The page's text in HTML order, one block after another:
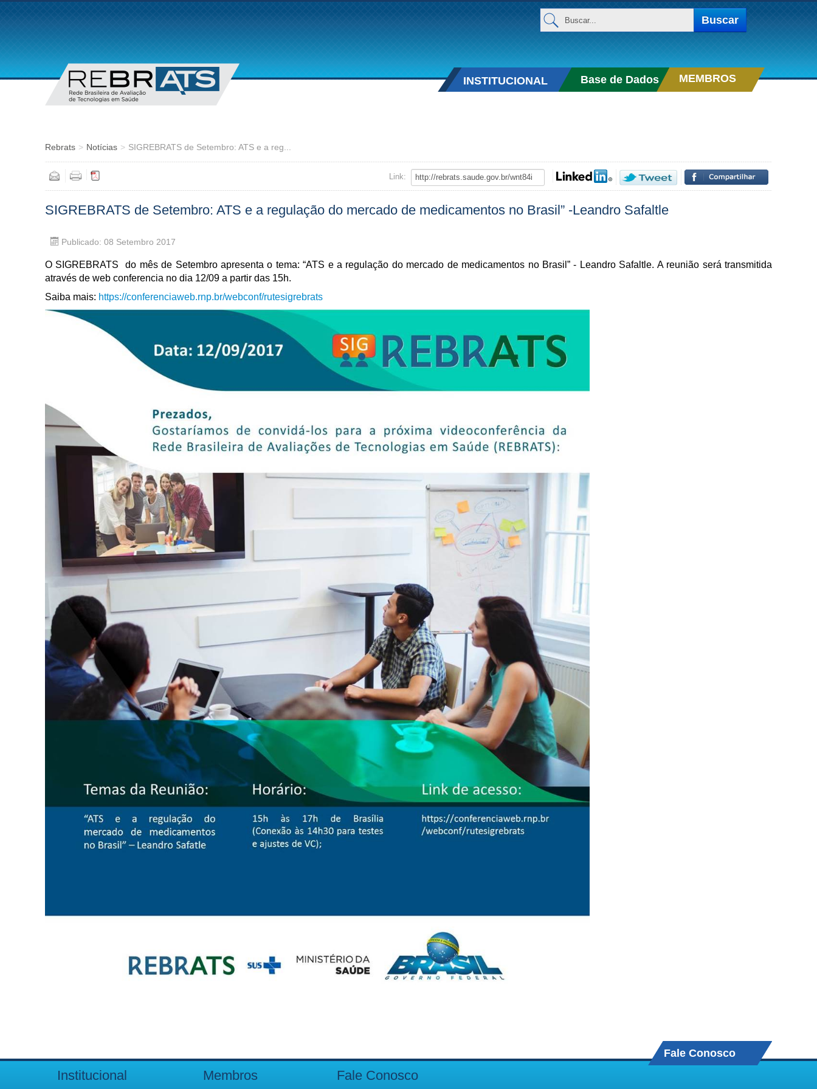
Buscar...
Buscar
INSTITUCIONAL Base de Dados MEMBROS
Rebrats > Notícias > SIGREBRATS de Setembro: ATS e a reg...
Link:
SIGREBRATS de Setembro: ATS e a regulação do mercado de medicamentos no Brasil” -Leandro Safaltle
Publicado: 08 Setembro 2017
O SIGREBRATS do mês de Setembro apresenta o tema: “ATS e a regulação do mercado de medicamentos no Brasil” - Leandro Safaltle. A reunião será transmitida
através de web conferencia no dia 12/09 a partir das 15h.
Saiba mais: https://conferenciaweb.rnp.br/webconf/rutesigrebrats
Fale Conosco
Institucional Membros Fale Conosco